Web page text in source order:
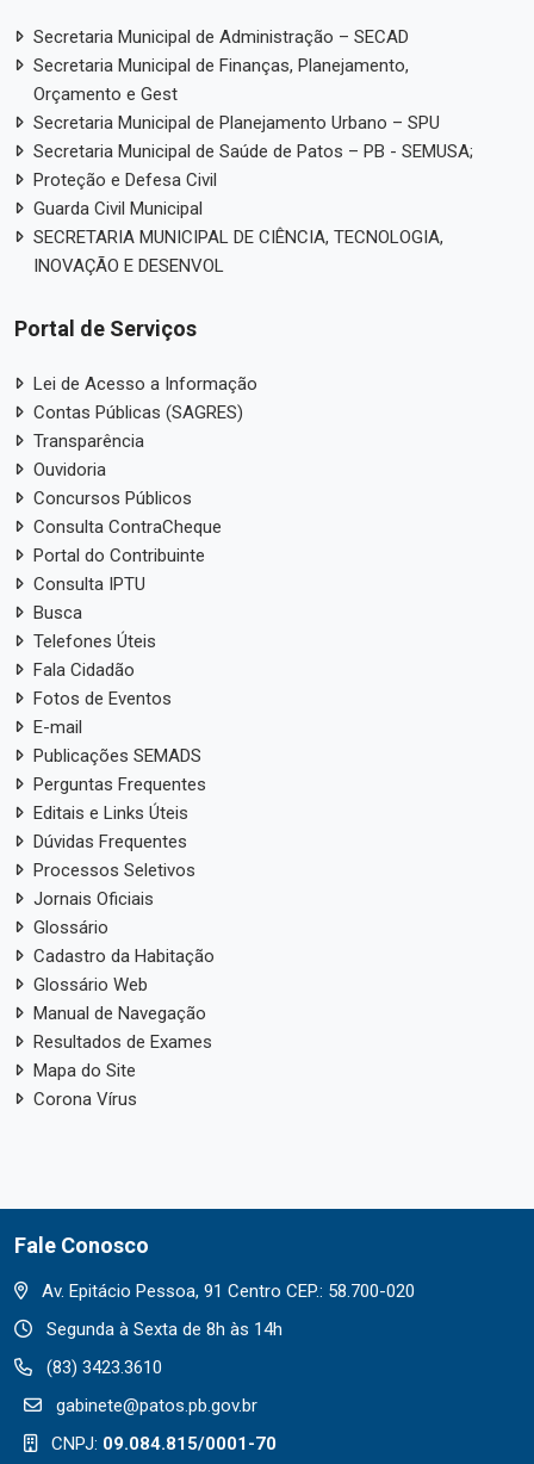
Secretaria Municipal de Administração – SECAD
Secretaria Municipal de Finanças, Planejamento,
Orçamento e Gest
Secretaria Municipal de Planejamento Urbano – SPU
Secretaria Municipal de Saúde de Patos – PB - SEMUSA;
Proteção e Defesa Civil
Guarda Civil Municipal
SECRETARIA MUNICIPAL DE CIÊNCIA, TECNOLOGIA,
INOVAÇÃO E DESENVOL
Portal de Serviços
Lei de Acesso a Informação
Contas Públicas (SAGRES)
Transparência
Ouvidoria
Concursos Públicos
Consulta ContraCheque
Portal do Contribuinte
Consulta IPTU
Busca
Telefones Úteis
Fala Cidadão
Fotos de Eventos
E-mail
Publicações SEMADS
Perguntas Frequentes
Editais e Links Úteis
Dúvidas Frequentes
Processos Seletivos
Jornais Oficiais
Glossário
Cadastro da Habitação
Glossário Web
Manual de Navegação
Resultados de Exames
Mapa do Site
Corona Vírus
Fale Conosco
Av. Epitácio Pessoa, 91 Centro CEP.: 58.700-020
Segunda à Sexta de 8h às 14h
(83) 3423.3610
gabinete@patos.pb.gov.br
CNPJ: 09.084.815/0001-70